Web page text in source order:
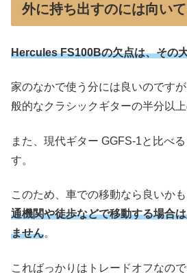
外に持ち出すのには向い
Hercules FS100Bの欠点は、その
家のなかで使う分には良いのです
般的なクラシックギターの半分以上
また、現代ギター GGFS-1と比べ
す。
このため、車での移動なら良いかも
通機関や徒歩などで移動する場合
ません。
こればっかりはトレードオフなの